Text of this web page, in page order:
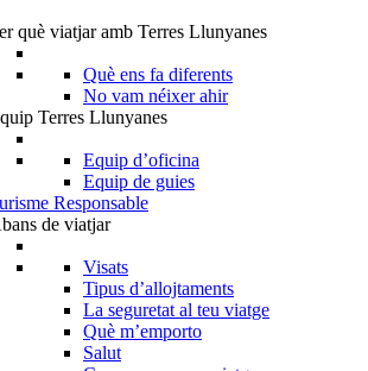
què viatjar amb Terres Llunyanes
Què ens fa diferents
No vam néixer ahir
Terres Llunyanes
Equip d’oficina
Equip de guies
Responsable
de viatjar
Visats
Tipus d’allojtaments
La seguretat al teu viatge
Què m’emporto
Salut